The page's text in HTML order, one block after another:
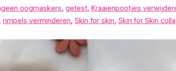
oogmaskers getest, Kraaienpootjes
rimpels verminderen Skin for skin Skin for Skin